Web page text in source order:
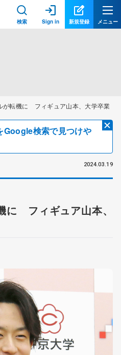
検索 Sign in 新規登録 メニュー
が転機に フィギュア山本、大学卒業
検索で見つけや
2024.03.19
に フィギュア山本、